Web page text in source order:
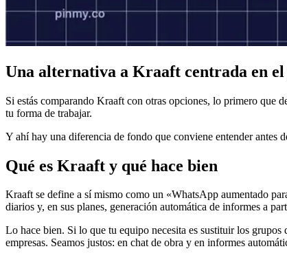
Una alternativa a Kraaft centrada en el
Si estás comparando Kraaft con otras opciones, lo primero que
tu forma de trabajar.
Y ahí hay una diferencia de fondo que conviene entender antes
Qué es Kraaft y qué hace bien
Kraaft se define a sí mismo como un «WhatsApp aumentado
diarios y, en sus planes, generación automática de informes a
Lo hace bien. Si lo que tu equipo necesita es sustituir los
empresas. Seamos justos: en chat de obra y en informes